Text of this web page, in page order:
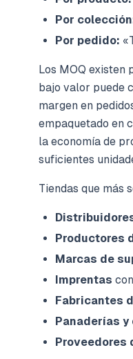
Por
Por pedido:
Los MOQ existen
bajo valor puede
margen en
empaquetado en
la economía de
suficientes
Tiendas que más
Productores
Marcas de
Imprentas
Fabricantes
Panaderías y
Proveedores